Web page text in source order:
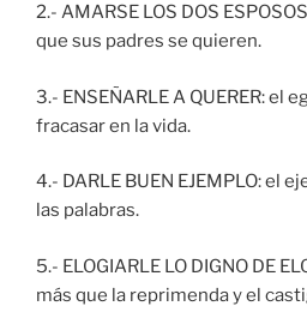
2.- AMARSE LOS DOS
que sus padres se quieren.
3.- ENSEÑARLE A QUERER: el
fracasar en la vida.
4.- DARLE BUEN EJEMPLO: el
las palabras.
5.- ELOGIARLE LO DIGNO DE
más que la reprimenda y el